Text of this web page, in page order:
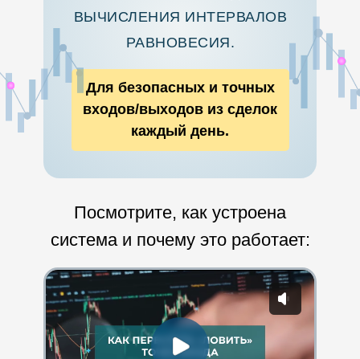
Для безопасных и точных
входов/выходов из сделок
каждый день.
ВЫЧИСЛЕНИЯ ИНТЕРВАЛОВ
РАВНОВЕСИЯ.
Посмотрите, как устроена
система и почему это работает: